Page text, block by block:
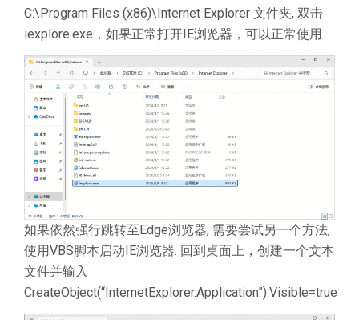
C:\Program Files (x86)\Internet Explorer 文件夹, 双击
iexplore.exe，如果正常打开IE浏览器，可以正常使用
如果依然强行跳转至Edge浏览器, 需要尝试另一个方法,
使用VBS脚本启动IE浏览器. 回到桌面上，创建一个文本
文件并输入
CreateObject(“InternetExplorer.Application”).Visible=true